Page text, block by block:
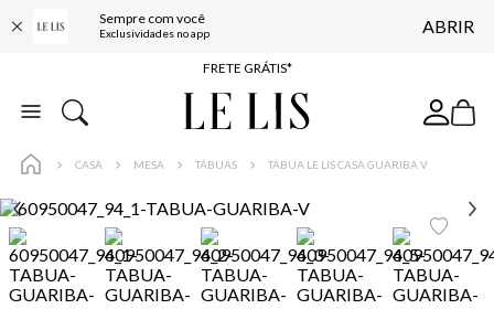
Sempre com você
Exclusividades no app ABRIR
ENTREGA EXPRESSA*
FRETE GRÁTIS*
BAIXE O APP
CASA MESA TÁBUAS TÁBUA LE LIS CASA GUARIBA V